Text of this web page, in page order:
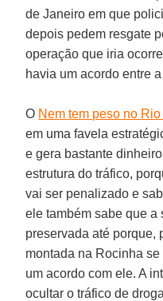
de Janeiro em que
depois pedem resgate
operação que iria
havia um acordo entre
O Nem tem peso no
em uma favela
e gera bastante
estrutura do tráfico,
vai ser penalizado e
ele também sabe que a
preservada até porque,
montada na Rocinha
um acordo com ele. A
ocultar o tráfico de